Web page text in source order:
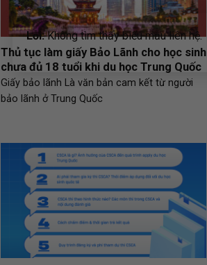
Lỗi:Không tìm thấy biểu mẫu liên hệ.
Thủ tục làm giấy Bảo Lãnh cho học sinh
chưa đủ 18 tuổi khi du học Trung Quốc
Giấy bảo lãnh Là văn bản cam kết từ người
bảo lãnh ở Trung Quốc